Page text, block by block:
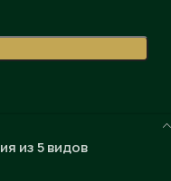
из 5 видов